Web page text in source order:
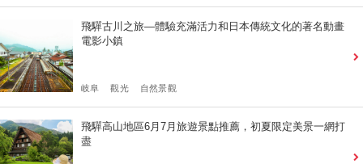
飛驒古川之旅―體驗充滿活力和日本傳統文化的著名動畫
電影小鎮
岐阜 觀光 自然景觀
飛驒高山地區6月7月旅遊景點推薦，初夏限定美景一網打
盡